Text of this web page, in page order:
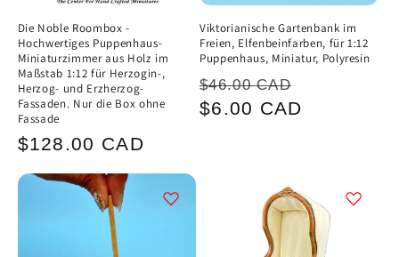
:
Die Noble Roombox -
Hochwertiges Puppenhaus-
Miniaturzimmer aus Holz im
Maßstab 1:12 für Herzogin-,
Herzog- und Erzherzog-
Fassaden. Nur die Box ohne
Fassade
Normaler
$128.00 CAD
Viktorianische Gartenbank im
Freien, Elfenbeinfarben, für 1:12
Puppenhaus, Miniatur, Polyresin
Normaler
Preis
$46.00 CAD
$6.00 CAD